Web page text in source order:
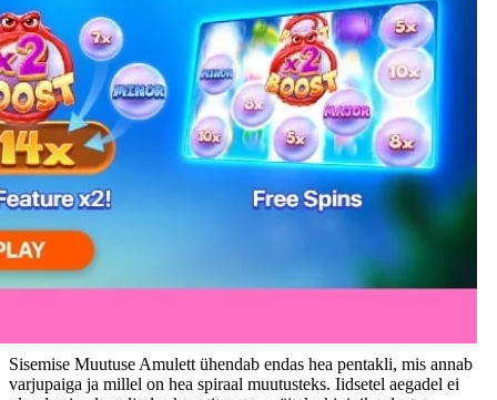
Sisemise Muutuse Amulett ühendab endas hea pentakli, mis annab
varjupaiga ja millel on hea spiraal muutusteks. Iidsetel aegadel ei